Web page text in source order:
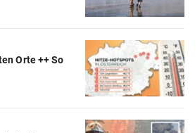
Orte ++ So